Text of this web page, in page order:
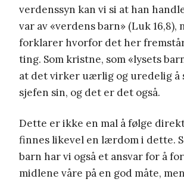
verdenssyn kan vi si at han
var av «verdens barn» (Luk 16,8),
forklarer hvorfor det her
ting. Som kristne, som «lysets
at det virker uærlig og uredelig å
sjefen sin, og det er det også.
Dette er ikke en mal å følge
finnes likevel en lærdom i dette.
barn har vi også et ansvar for å
midlene våre på en god måte,